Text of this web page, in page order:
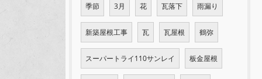
季節 3月 花 瓦落下 雨漏り
新築屋根工事 瓦 瓦屋根 鶴弥
スーパートライ110サンレイ 板金屋根